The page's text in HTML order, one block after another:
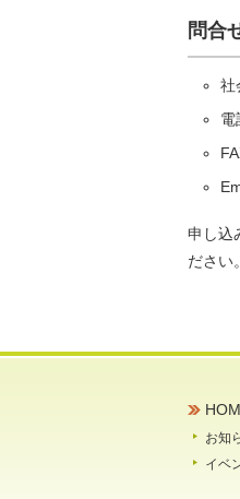
問合
社
電
申し込
ださい。
お知
イベ